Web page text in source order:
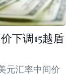
下调15越盾
元汇率中间价